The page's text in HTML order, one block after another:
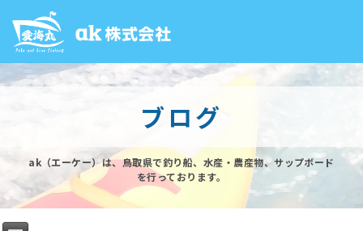
ブログ
ak（エーケー）は、鳥取県で釣り船、水産・農産物、サップボード
を行っております。